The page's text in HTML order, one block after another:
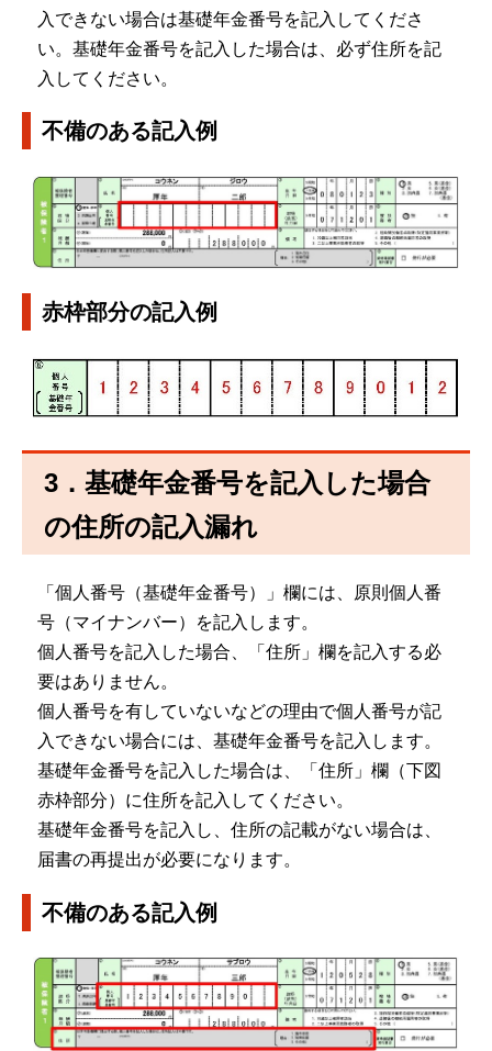
入できない場合は基礎年金番号を記入してくださ
い。基礎年金番号を記入した場合は、必ず住所を記
入してください。
不備のある記入例
赤枠部分の記入例
3．基礎年金番号を記入した場合
の住所の記入漏れ
「個人番号（基礎年金番号）」欄には、原則個人番
号（マイナンバー）を記入します。
個人番号を記入した場合、「住所」欄を記入する必
要はありません。
個人番号を有していないなどの理由で個人番号が記
入できない場合には、基礎年金番号を記入します。
基礎年金番号を記入した場合は、「住所」欄（下図
赤枠部分）に住所を記入してください。
基礎年金番号を記入し、住所の記載がない場合は、
届書の再提出が必要になります。
不備のある記入例